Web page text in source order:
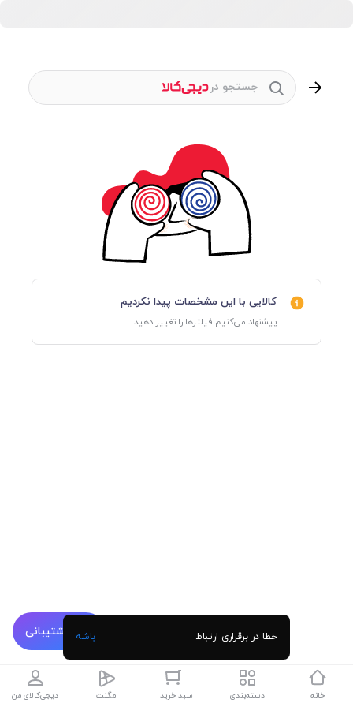
پشتیبانی
جستجو در
کالایی با این مشخصات پیدا نکردیم
پیشنهاد می‌کنیم فیلترها را تغییر دهید
خانه دسته‌بندی سبد خرید مگنت دیجی‌کالای من
خطا در برقراری ارتباط باشه